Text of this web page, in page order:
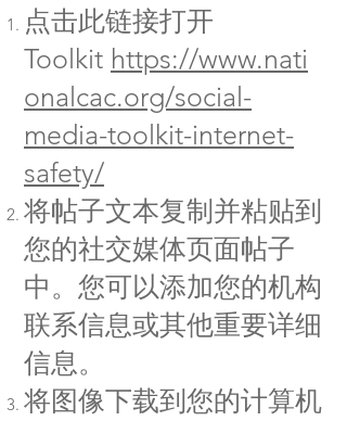
点击此链接打开
Toolkit https://www.nati
onalcac.org/social-
media-toolkit-internet-
safety/
将帖子文本复制并粘贴到
您的社交媒体页面帖子
中。您可以添加您的机构
联系信息或其他重要详细
信息。
将图像下载到您的计算机